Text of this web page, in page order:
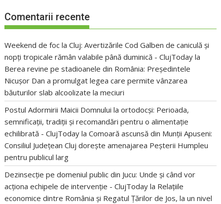
Comentarii recente
Weekend de foc la Cluj: Avertizările Cod Galben de caniculă și
nopți tropicale rămân valabile până duminică - ClujToday la
Berea revine pe stadioanele din România: Președintele
Nicușor Dan a promulgat legea care permite vânzarea
băuturilor slab alcoolizate la meciuri
Postul Adormirii Maicii Domnului la ortodocși: Perioada,
semnificații, tradiții și recomandări pentru o alimentație
echilibrată - ClujToday laComoară ascunsă din Munții Apuseni:
Consiliul Județean Cluj dorește amenajarea Peșterii Humpleu
pentru publicul larg
Dezinsecție pe domeniul public din Jucu: Unde și când vor
acționa echipele de intervenție - ClujToday la Relațiile
economice dintre România și Regatul Țărilor de Jos, la un nivel